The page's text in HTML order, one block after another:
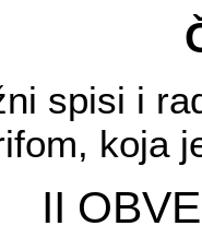
spisi i
koja
II